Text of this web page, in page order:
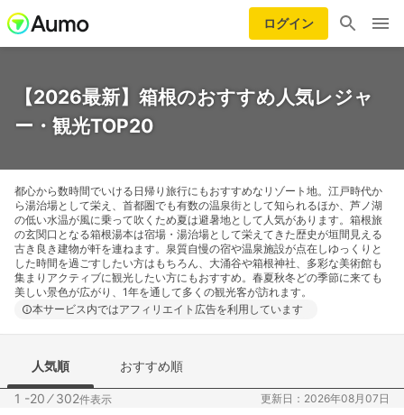
ログイン
【2026最新】箱根のおすすめ人気レジャ
ー・観光TOP20
都心から数時間でいける日帰り旅行にもおすすめなリゾート地。江戸時代か
ら湯治場として栄え、首都圏でも有数の温泉街として知られるほか、芦ノ湖
の低い水温が風に乗って吹くため夏は避暑地として人気があります。箱根旅
の玄関口となる箱根湯本は宿場・湯治場として栄えてきた歴史が垣間見える
古き良き建物が軒を連ねます。泉質自慢の宿や温泉施設が点在しゆっくりと
した時間を過ごすしたい方はもちろん、大涌谷や箱根神社、多彩な美術館も
集まりアクティブに観光したい方にもおすすめ。春夏秋冬どの季節に来ても
美しい景色が広がり、1年を通して多くの観光客が訪れます。
本サービス内ではアフィリエイト広告を利用しています
人気順 おすすめ順
1 -20 ⁄302件表示 更新日：2026年08月07日